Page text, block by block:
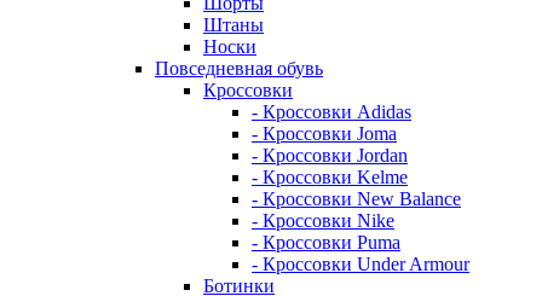
Штаны
Носки
Повседневная обувь
Кроссовки
- Кроссовки Adidas
- Кроссовки Joma
- Кроссовки Jordan
- Кроссовки Kelme
- Кроссовки New Balance
- Кроссовки Nike
- Кроссовки Puma
- Кроссовки Under Armour
Ботинки